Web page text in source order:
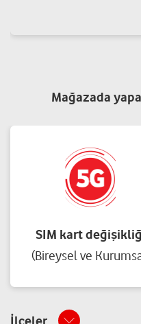
Şarkiye Mah. Süleyman
04522234208
ÖZPA İLETİŞİM-
Mağazada
SIM kart
(Bireysel ve
İlçeler